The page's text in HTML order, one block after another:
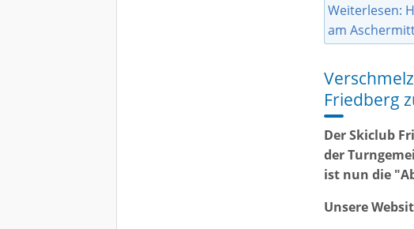
Weiterlesen:
am
Friedberg
Der Skiclub
der
ist nun die
Unsere